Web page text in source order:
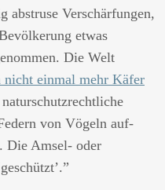
Verschärfungen,
etwas
Die Welt
nicht einmal mehr Käfer
von Vögeln auf-
Die Amsel- oder